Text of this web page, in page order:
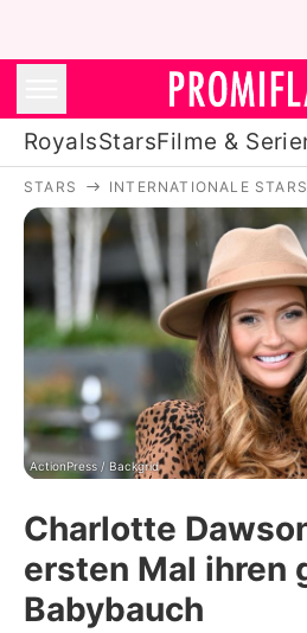
RoyalsStarsFilme &
Royals
Stars
Filme &
Lifestyle
Familie &
Promiflash
Alle Themen auf
STARS INTERNATIONALE STARS
ActionPress / Backgrid
Charlotte
ersten Mal ihren
Babybauch